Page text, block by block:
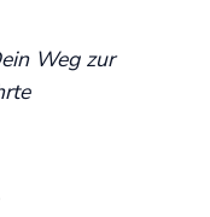
Weg zur